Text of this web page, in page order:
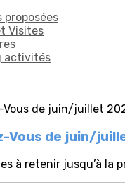
Visites
activités
Vous de juin/
à retenir jusqu’à la